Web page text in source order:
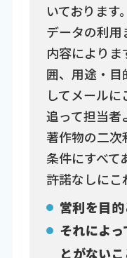
いております。
データの利用
内容により
囲、用途・目
してメールに
追って担当者
著作物の二次
条件にすべて
許諾なしにこ
営利を目
それによ
とがないこ